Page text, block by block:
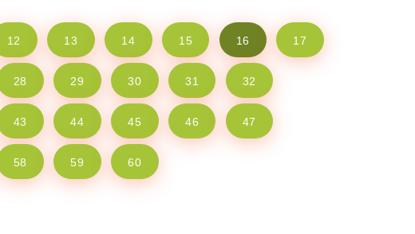
12 13 14 15 16 17
28 29 30 31 32
43 44 45 46 47
58 59 60